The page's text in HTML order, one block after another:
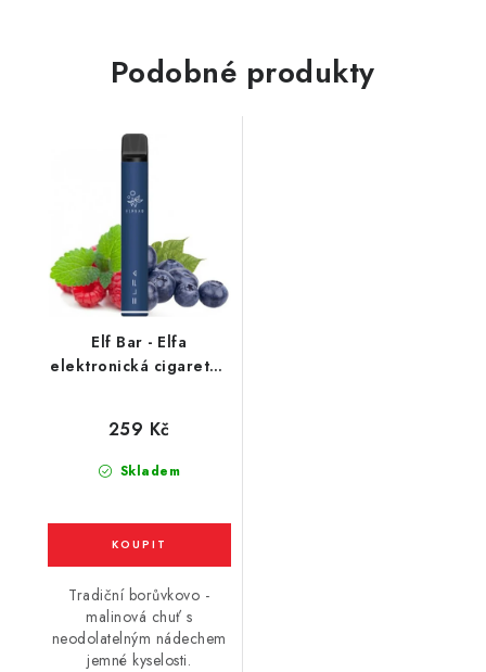
Podobné produkty
Elf Bar - Elfa
elektronická cigareta -
borůvka a malina)
20mg
Skladem
259 Kč
Tradiční borůvkovo -
malinová chuť s
neodolatelným nádechem
jemné kyselosti.